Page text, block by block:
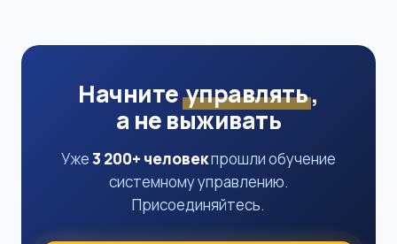
Начнитеуправлять,
а не выживать
Уже3 200+ человекпрошли обучение
системному управлению.
Присоединяйтесь.